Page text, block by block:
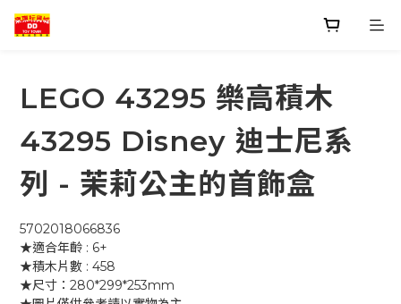
LEGO 43295 樂高積木
43295 Disney 迪士尼系
列 - 茉莉公主的首飾盒
5702018066836
★適合年齡 : 6+
★積木片數 : 458
★尺寸：280*299*253mm